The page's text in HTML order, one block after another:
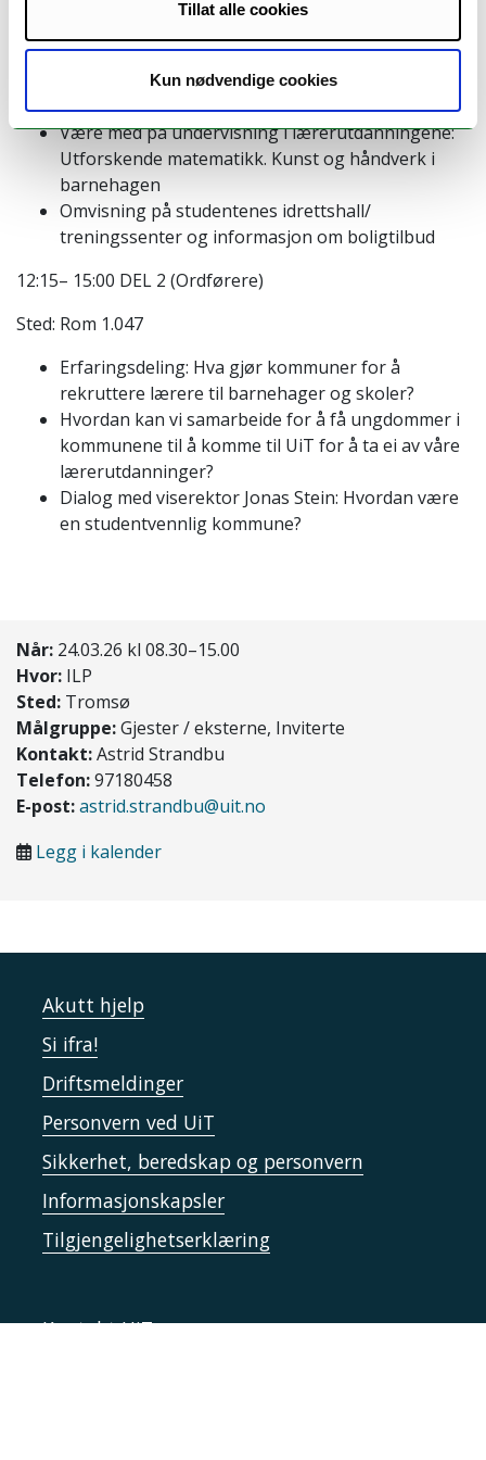
Tillat alle cookies
Kun nødvendige cookies
12:15 – 15:00 DEL 2 (For VG2-elever)
Være med på undervisning i lærerutdanningene:
Utforskende matematikk. Kunst og håndverk i
barnehagen
Omvisning på studentenes idrettshall/
treningssenter og informasjon om boligtilbud
12:15– 15:00 DEL 2 (Ordførere)
Sted: Rom 1.047
Erfaringsdeling: Hva gjør kommuner for å
rekruttere lærere til barnehager og skoler?
Hvordan kan vi samarbeide for å få ungdommer i
kommunene til å komme til UiT for å ta ei av våre
lærerutdanninger?
Dialog med viserektor Jonas Stein: Hvordan være
en studentvennlig kommune?
Når: 24.03.26 kl 08.30–15.00
Hvor: ILP
Sted: Tromsø
Målgruppe:Gjester / eksterne, Inviterte
Kontakt:Astrid Strandbu
Telefon:97180458
E-post:astrid.strandbu@uit.no
Legg i kalender
Akutt hjelp
Si ifra!
Driftsmeldinger
Personvern ved UiT
Sikkerhet, beredskap og personvern
Informasjonskapsler
Tilgjengelighetserklæring
Kontakt UiT